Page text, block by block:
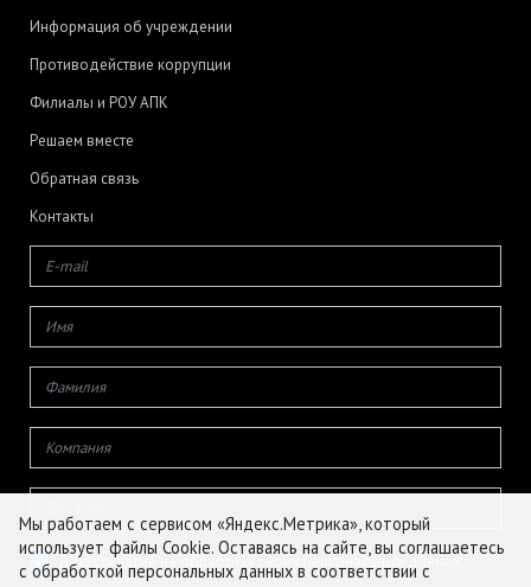
Информация об учреждении
Противодействие коррупции
Филиалы и РОУ АПК
Решаем вместе
Обратная связь
Контакты
Даю согласие на обработку своих персональных данных
Мы работаем с сервисом «Яндекс.Метрика», который
использует файлы Cookie. Оставаясь на сайте, вы соглашаетесь
с обработкой персональных данных в соответствии с